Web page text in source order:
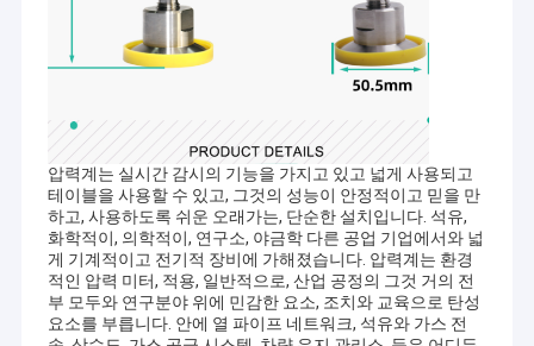
집
제품
우리에 대하여
공장 견학
압력계는 실시간 감시의 기능을 가지고 있고 넓게 사용되고
테이블을 사용할 수 있고, 그것의 성능이 안정적이고 믿을 만
하고, 사용하도록 쉬운 오래가는, 단순한 설치입니다. 석유,
화학적이, 의학적이, 연구소, 야금학 다른 공업 기업에서와 넓
게 기계적이고 전기적 장비에 가해졌습니다. 압력계는 환경
적인 압력 미터, 적용, 일반적으로, 산업 공정의 그것 거의 전
부 모두와 연구분야 위에 민감한 요소, 조치와 교육으로 탄성
요소를 부릅니다. 안에 열 파이프 네트워크, 석유와 가스 전
멩츄안 기구 Co., Ltd．는 리루시 도시에 위치합니다, 유에큐링 시,
저장 성인 온주가 자연적인 아름다운 세계와 문화 유산에 둘러싸였
습니다 - 이판당 산! 그것은 주로 2000년 차동 압력계, 적색 오일 차동
압력계, 차압 증압기, 수위 전달계, 박편 압력계, 쇼클프로어브 압력
계, 전기 접촉 압력계, 스테인레스 강 압력계, 정확성 압력계, 극소 지
압계 지수, 유동구 액위 지수, 유동구 스위치, 액위 제관, 지적 에너지
게이지, 경량 기둥 지수와 다른 제품에서 종사됩니다. 제품은 넓게 플
라스틱, 식품, 프린팅, 화학 산업, 석유, 의학적 치료, 오븐, 빛 섬유, 프